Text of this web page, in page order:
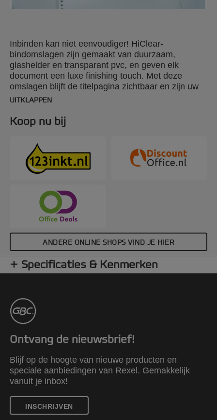
Inbinden kan niet eenvoudiger! HiClear-
bindomslagen zijn gemaakt van duurzaam,
glashelder en transparant pvc, en geven elk
document een luxe finishing touch. Met deze
omslagen blijft de titelpagina zichtbaar en zijn uw
documenten mooi afgewerkt en goed beschermd.
stuks per verpakking: 100.
UITKLAPPEN
Koop nu bij
ANDERE ONLINE SHOPS VIND JE HIER
Specificaties & Kenmerken
Ontvang de nieuwsbrief!
Blijf op de hoogte van nieuwe producten en
speciale aanbiedingen van Rexel. Gemakkelijk
vanuit je inbox!
INSCHRIJVEN